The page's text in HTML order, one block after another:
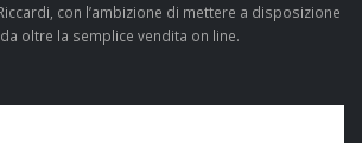
con l’ambizione di mettere a disposizione
oltre la semplice vendita on line.